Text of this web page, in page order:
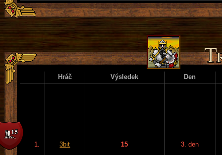
Hráč Výsledek Den
1. 3bit 15 3. den